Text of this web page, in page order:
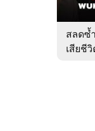
สลดซ้
เสียชี